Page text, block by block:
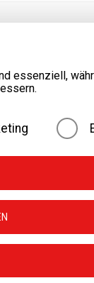
what happens
essenziell,